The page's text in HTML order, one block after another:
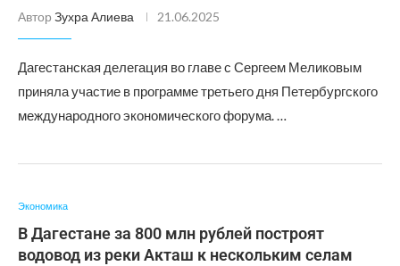
Автор Зухра Алиева 21.06.2025
Дагестанская делегация во главе с Сергеем Меликовым
приняла участие в программе третьего дня Петербургского
международного экономического форума. …
Экономика
В Дагестане за 800 млн рублей построят
водовод из реки Акташ к нескольким селам